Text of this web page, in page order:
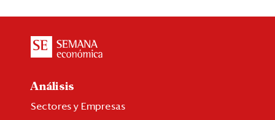
Análisis
Sectores y Empresas